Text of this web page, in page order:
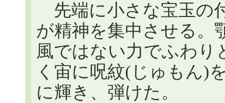
先端に小さな宝玉の
が精神を集中させる。
風ではない力でふわり
く宙に呪紋(じゅもん)
に輝き、弾けた。